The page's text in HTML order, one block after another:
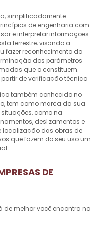
, simplificadamente
de engenharia com
e interpretar informações
terrestre, visando a
fazer reconhecimento do
dos parâmetros
que o constituem.
de verificação técnica
também conhecido no
tem como marca da sua
como na
deslizamentos e
localização das obras de
que fazem do seu uso um
DE
de melhor você encontra na